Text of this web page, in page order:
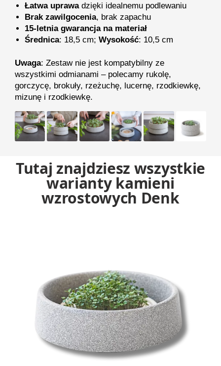
Łatwa uprawa dzięki idealnemu podlewaniu
Brak zawilgocenia, brak zapachu
15-letnia gwarancja na materiał
Średnica: 18,5 cm; Wysokość: 10,5 cm
Uwaga: Zestaw nie jest kompatybilny ze
wszystkimi odmianami – polecamy rukolę,
gorczycę, brokuły, rzeżuchę, lucernę, rzodkiewkę,
mizunę i rzodkiewkę.
Tutaj znajdziesz wszystkie
warianty kamieni
wzrostowych Denk